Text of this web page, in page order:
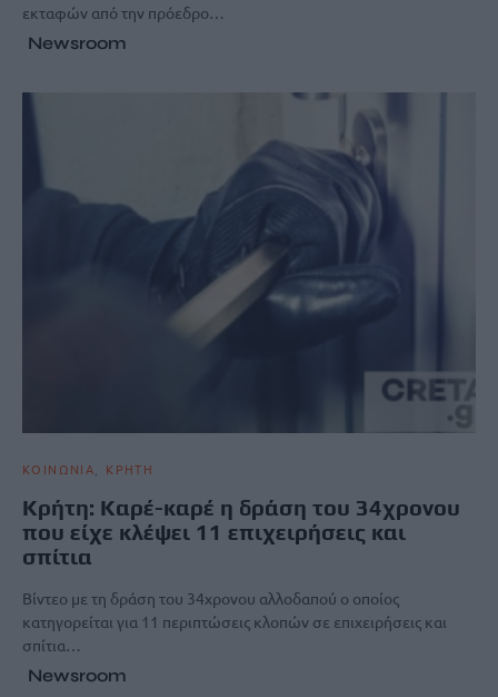
εκταφών από την πρόεδρο…
Newsroom
ΚΟΙΝΩΝΙΑ ΚΡΗΤΗ
Kρήτη: Καρέ-καρέ η δράση του 34χρονου
που είχε κλέψει 11 επιχειρήσεις και
σπίτια
Βίντεο με τη δράση του 34χρονου αλλοδαπού ο οποίος
κατηγορείται για 11 περιπτώσεις κλοπών σε επιχειρήσεις και
σπίτια…
Newsroom